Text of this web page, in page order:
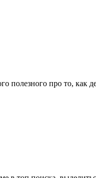
полезного про то, как